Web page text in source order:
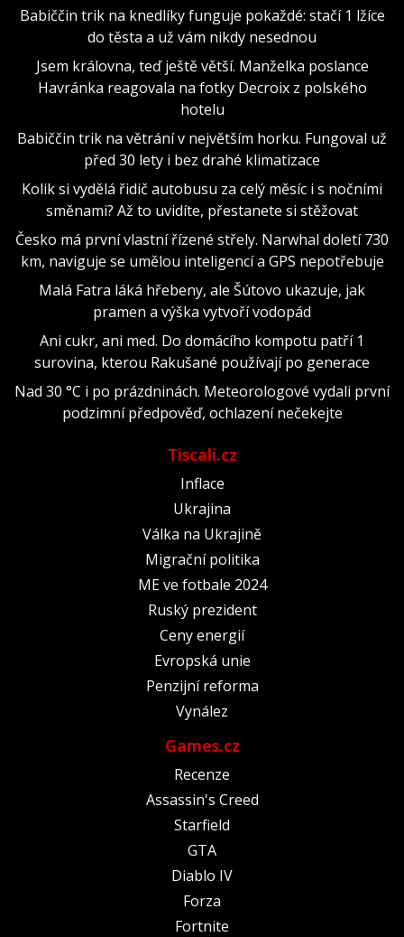
Babiččin trik na knedlíky funguje pokaždé: stačí 1 lžíce
do těsta a už vám nikdy nesednou
Jsem královna, teď ještě větší. Manželka poslance
Havránka reagovala na fotky Decroix z polského
hotelu
Babiččin trik na větrání v největším horku. Fungoval už
před 30 lety i bez drahé klimatizace
Kolik si vydělá řidič autobusu za celý měsíc i s nočními
směnami? Až to uvidíte, přestanete si stěžovat
Česko má první vlastní řízené střely. Narwhal doletí 730
km, naviguje se umělou inteligencí a GPS nepotřebuje
Malá Fatra láká hřebeny, ale Šútovo ukazuje, jak
pramen a výška vytvoří vodopád
Ani cukr, ani med. Do domácího kompotu patří 1
surovina, kterou Rakušané používají po generace
Nad 30 °C i po prázdninách. Meteorologové vydali první
podzimní předpověď, ochlazení nečekejte
Tiscali.cz
Inflace
Ukrajina
Válka na Ukrajině
Migrační politika
ME ve fotbale 2024
Ruský prezident
Ceny energií
Evropská unie
Penzijní reforma
Vynález
Games.cz
Recenze
Assassin's Creed
Starfield
GTA
Diablo IV
Forza
Fortnite